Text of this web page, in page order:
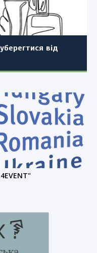
від
комунальноїрайону
з
окремих частин